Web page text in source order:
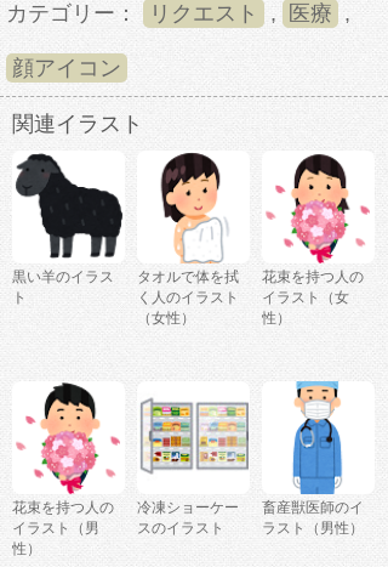
カテゴリー： リクエスト , 医療 ,
顔アイコン
関連イラスト
黒い羊のイラス
ト
タオルで体を拭
く人のイラスト
（女性）
花束を持つ人の
イラスト（女
性）
花束を持つ人の
イラスト（男
性）
冷凍ショーケー
スのイラスト
畜産獣医師のイ
ラスト（男性）